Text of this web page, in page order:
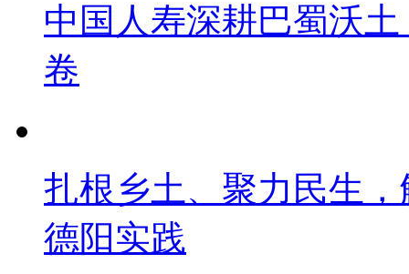
中国人寿深耕巴蜀沃
卷
扎根乡土、聚力民生
德阳实践